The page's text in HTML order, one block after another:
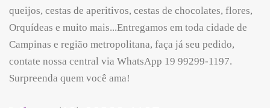
queijos, cestas de aperitivos, cestas de chocolates, flores,
Orquídeas e muito mais...Entregamos em toda cidade de
Campinas e região metropolitana, faça já seu pedido,
contate nossa central via WhatsApp 19 99299-1197.
Surpreenda quem você ama!